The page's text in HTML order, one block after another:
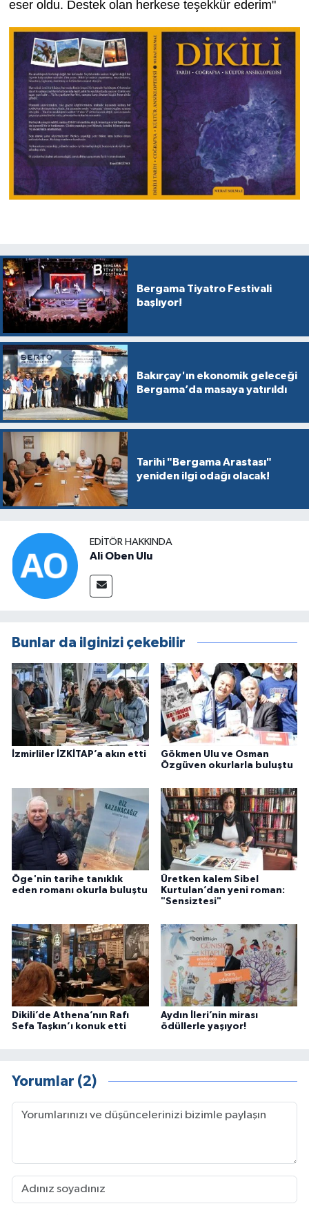
eser oldu. Destek olan herkese teşekkür ederim"
Bergama Tiyatro Festivali
başlıyor!
Bakırçay'ın ekonomik geleceği
Bergama’da masaya yatırıldı
Tarihi "Bergama Arastası"
yeniden ilgi odağı olacak!
EDITÖR HAKKINDA
Ali Oben Ulu
Bunlar da ilginizi çekebilir
İzmirliler İZKİTAP’a akın etti
Gökmen Ulu ve Osman
Özgüven okurlarla buluştu
Öge'nin tarihe tanıklık
eden romanı okurla buluştu
Üretken kalem Sibel
Kurtulan’dan yeni roman:
"Sensiztesi"
Dikili’de Athena’nın Rafı
Sefa Taşkın’ı konuk etti
Aydın İleri’nin mirası
ödüllerle yaşıyor!
Yorumlar (2)